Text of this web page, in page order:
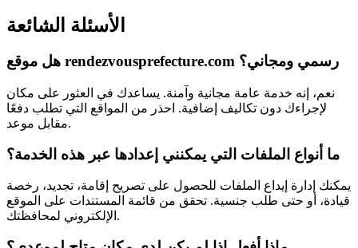
الأسئلة الشائعة
هل موقع rendezvousprefecture.com رسمي ومجاني؟
نعم، إنه خدمة عامة مجانية وآمنة. يساعدك في العثور على مكان
لإجراءك دون تكاليف إضافية. احذر من المواقع التي تطلب دفعًا
مقابل موعد.
ما أنواع الملفات التي يمكنني إعدادها عبر هذه الخدمة؟
يمكنك إدارة إيداع الملفات للحصول على تصريح إقامة، تجديد، رخصة
قيادة، أو حتى طلب جنسية. تحقق من قائمة المستندات على الموقع
الإلكتروني لمحافظتك.